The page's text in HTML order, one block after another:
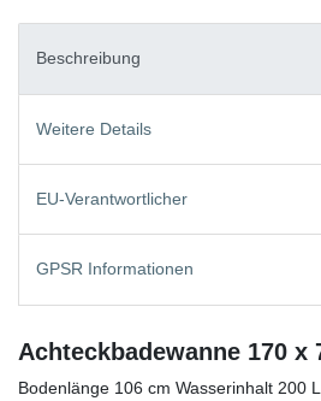
Beschreibung
Weitere Details
EU-Verantwortlicher
GPSR Informationen
Achteckbadewanne 170 x
Bodenlänge 106 cm Wasserinhalt 200